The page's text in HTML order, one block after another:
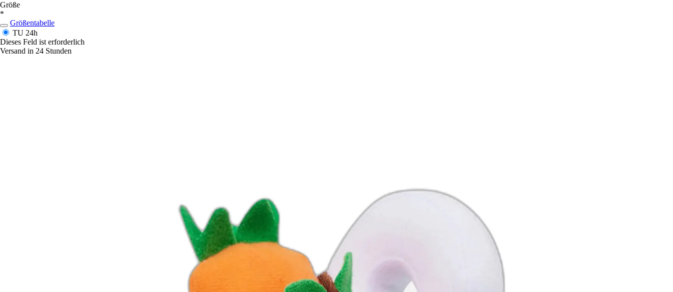
Größe
*
Größentabelle
TU 24h
Dieses Feld ist erforderlich
Versand in 24 Stunden